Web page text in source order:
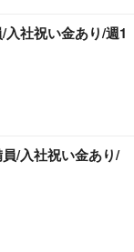
社祝い金あり/週1
/入社祝い金あり/